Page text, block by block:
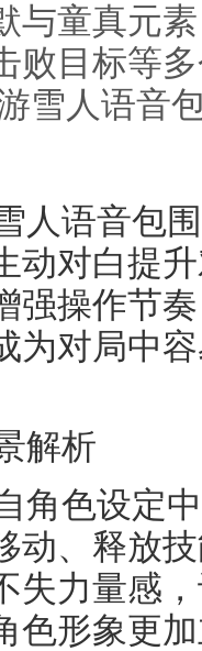
与童真元
败目标等
雪人语音
人语音包
动对白提
强操作节
为对局中
解析
角色设定
动、释放
失力量感
色形象更